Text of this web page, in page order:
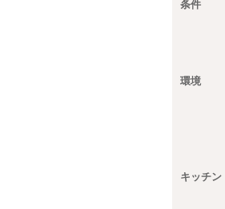
条件
環境
キッチン